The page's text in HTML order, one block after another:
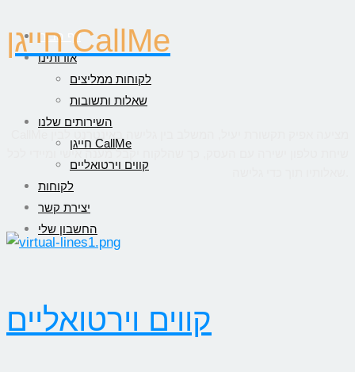
דף הבית
אודותינו
לקוחות ממליצים
שאלות ותשובות
השירותים שלנו
חייגן CallMe
קווים וירטואליים
לקוחות
יצירת קשר
החשבון שלי
חייגן CallMe
שיחת טלפון ישירה עם העסק, כך שהלקוח יקבל מענה אישי ומיידי לכל
קווים וירטואליים